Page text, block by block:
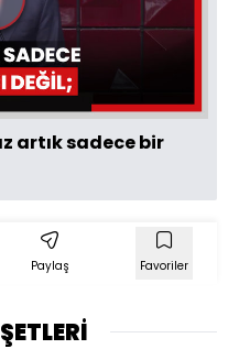
artık sadece bir
Paylaş Favoriler